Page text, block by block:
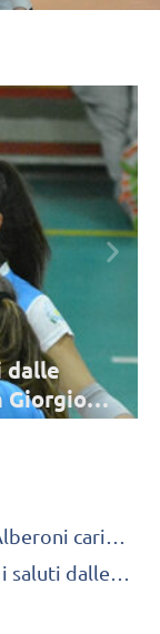
dalle
Giorgio
carica
saluti dalle